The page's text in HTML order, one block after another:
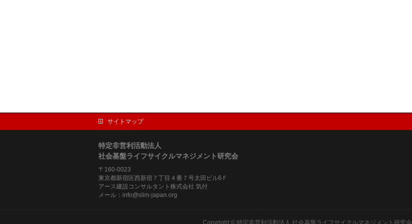
サイトマップ
特定非営利活動法人
社会基盤ライフサイクルマネジメント研究会
〒160-0023
東京都新宿区西新宿７丁目４番７号太田ビル6Ｆ
アース建設コンサルタント株式会社 気付
メール：info@slim-japan.org
Copyright © 特定非営利活動法人 社会基盤ライフサイクルマネジメント研究会